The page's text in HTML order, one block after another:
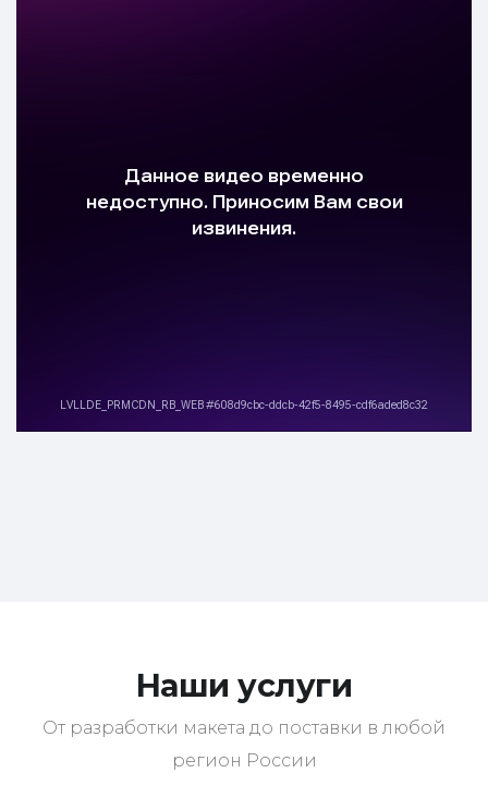
Наши услуги
От разработки макета до поставки в любой
регион России